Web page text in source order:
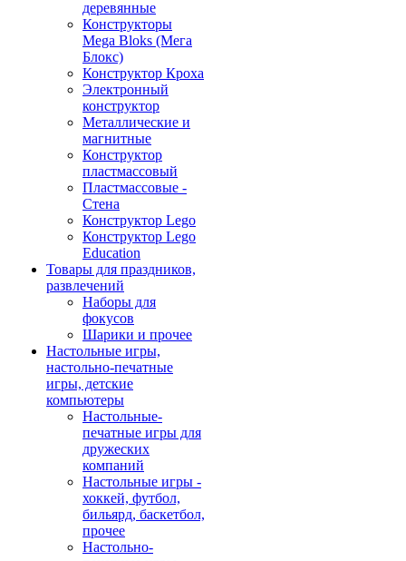
деревянные
Конструкторы
Mega Bloks (Мега
Блокс)
Конструктор Кроха
Электронный
конструктор
Металлические и
магнитные
Конструктор
пластмассовый
Пластмассовые -
Стена
Конструктор Lego
Конструктор Lego
Education
Товары для праздников,
развлечений
Наборы для
фокусов
Шарики и прочее
Настольные игры,
настольно-печатные
игры, детские
компьютеры
Настольные-
печатные игры для
дружеских
компаний
Настольные игры -
хоккей, футбол,
бильярд, баскетбол,
прочее
Настольно-